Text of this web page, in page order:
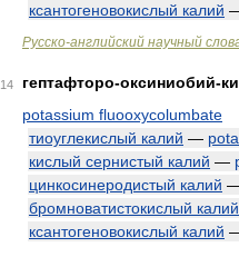
ксантогеновокислый калий
Русско-английский научный
14
гептафторо-оксиниобий-
potassium fluooxycolumbate
тиоуглекислый калий —
кислый сернистый калий —
цинкосинеродистый калий
бромноватистокислый калий
ксантогеновокислый калий